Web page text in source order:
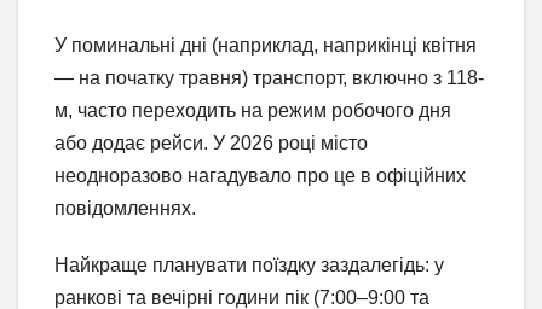
У поминальні дні (наприклад, наприкінці квітня
— на початку травня) транспорт, включно з 118-
м, часто переходить на режим робочого дня
або додає рейси. У 2026 році місто
неодноразово нагадувало про це в офіційних
повідомленнях.
Найкраще планувати поїздку заздалегідь: у
ранкові та вечірні години пік (7:00–9:00 та